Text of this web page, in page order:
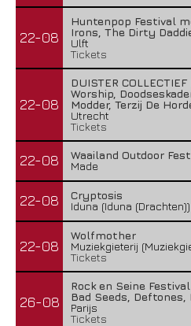
22-08
Huntenpop Festival
Irons, The Dirty
Ulft
Tickets
22-08
DUISTER
Worship,
Modder, Terzij De
Utrecht
Tickets
22-08
Waailand Outdoor
Made
22-08
Cryptosis
Iduna (Iduna (Drachten))
22-08
Wolfmother
Muziekgieterij
Tickets
26-08
Rock en Seine
Bad Seeds,
Parijs
Tickets